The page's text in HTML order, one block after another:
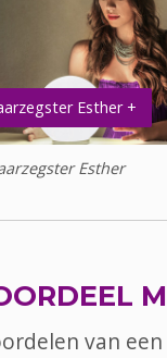
Esther +
Esther
van